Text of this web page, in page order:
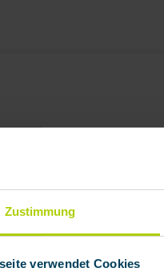
Zustimmung
verwendet Cookies
P3 R D), 5 Stk.